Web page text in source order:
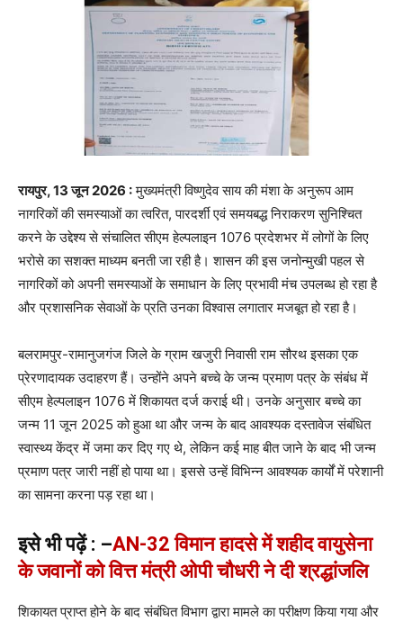
रायपुर, 13 जून 2026 :मुख्यमंत्री विष्णुदेव साय की मंशा के अनुरूप आम
नागरिकों की समस्याओं का त्वरित, पारदर्शी एवं समयबद्ध निराकरण सुनिश्चित
करने के उद्देश्य से संचालित सीएम हेल्पलाइन 1076 प्रदेशभर में लोगों के लिए
भरोसे का सशक्त माध्यम बनती जा रही है। शासन की इस जनोन्मुखी पहल से
नागरिकों को अपनी समस्याओं के समाधान के लिए प्रभावी मंच उपलब्ध हो रहा है
और प्रशासनिक सेवाओं के प्रति उनका विश्वास लगातार मजबूत हो रहा है।
बलरामपुर-रामानुजगंज जिले के ग्राम खजुरी निवासी राम सौरथ इसका एक
प्रेरणादायक उदाहरण हैं। उन्होंने अपने बच्चे के जन्म प्रमाण पत्र के संबंध में
सीएम हेल्पलाइन 1076 में शिकायत दर्ज कराई थी। उनके अनुसार बच्चे का
जन्म 11 जून 2025 को हुआ था और जन्म के बाद आवश्यक दस्तावेज संबंधित
स्वास्थ्य केंद्र में जमा कर दिए गए थे, लेकिन कई माह बीत जाने के बाद भी जन्म
प्रमाण पत्र जारी नहीं हो पाया था। इससे उन्हें विभिन्न आवश्यक कार्यों में परेशानी
का सामना करना पड़ रहा था।
इसे भी पढ़ें : –AN-32 विमान हादसे में शहीद वायुसेना
के जवानों को वित्त मंत्री ओपी चौधरी ने दी श्रद्धांजलि
शिकायत प्राप्त होने के बाद संबंधित विभाग द्वारा मामले का परीक्षण किया गया और